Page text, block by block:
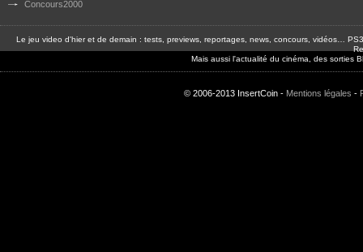
Concours2000
Le jeu video d'hier et de demain : tests, previews, reportages, news, concours, vidéos…
Mais aussi l'actualité du cinéma, des sorties
© 2006-2013 InsertCoin - Mentions légales -